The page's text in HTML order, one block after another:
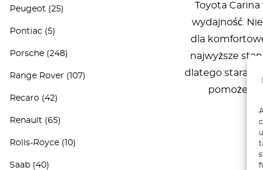
Peugeot (25)
Pontiac (5)
Porsche (248)
Range Rover (107)
Recaro (42)
Renault (65)
Rolls-Royce (10)
Saab (40)
Toyota
wydajność.
dla
najwyższe
dlatego